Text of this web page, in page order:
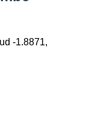
-1.8871,